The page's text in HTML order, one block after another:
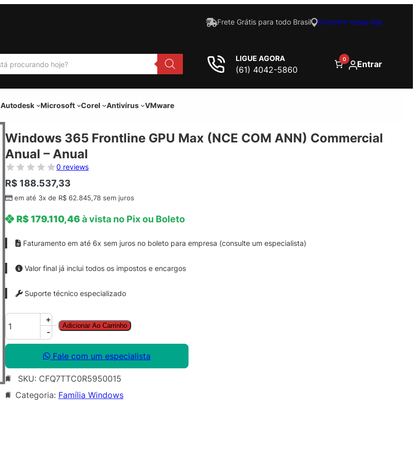
Frete Grátis para todo Brasil Encontre nossa loja
LIGUE AGORA
(61) 4042-5860
0 Entrar
Autodesk Microsoft Corel Antivírus VMware
Windows 365 Frontline GPU Max (NCE COM ANN) Commercial
Anual – Anual
0 reviews
R$ 188.537,33
em até 3x de R$ 62.845,78 sem juros
R$179.110,46à vista no Pix ou Boleto
Faturamento em até 6x sem juros no boleto para empresa (consulte um especialista)
Valor final já inclui todos os impostos e encargos
Suporte técnico especializado
W
n
o
w
s
+
-
Adicionar Ao Carrinho
Fale com um especialista
SKU: CFQ7TTC0R5950015
Categoria: Família Windows